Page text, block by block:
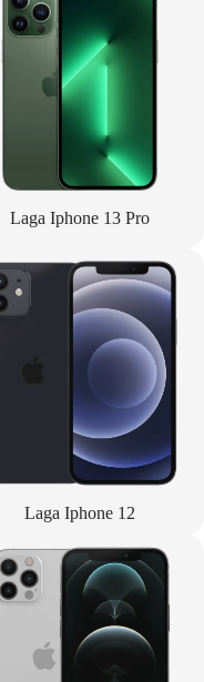
Laga Iphone 13 Pro
Laga Iphone 12